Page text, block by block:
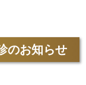
のお知らせ